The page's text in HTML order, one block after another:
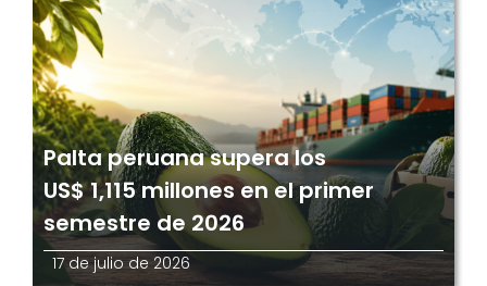
Palta peruana supera los
US$ 1,115 millones en el primer
semestre de 2026
17 de julio de 2026